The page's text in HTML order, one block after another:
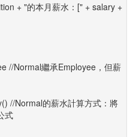
+ "的本月薪水：[" + salary +
//Normal繼承Employee，但薪
//Normal的薪水計算方式：將
式